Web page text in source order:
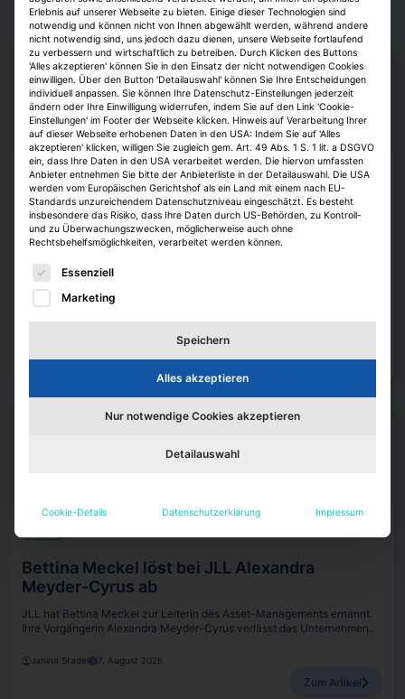
Köpfe
Thomas Hobohm leitet die Münchner
Umbauagentur
Wohnungsbaumanager der Stadt, Thomas Hobohm, wird künftig die
Umbauagentur der Landeshauptstadt leiten. Das bestätigte Münchens
Oberbürgermeister Dominik Krause.
7. August 2026
Zum Artikel
Bettina Meckel löst bei JLL Alexandra
Meyder-Cyrus ab
JLL hat Bettina Meckel zur Leiterin des Asset-Managements ernannt.
Ihre Vorgängerin Alexandra Meyder-Cyrus verlässt das Unternehmen.
Janina Stadel 7. August 2026
Zum Artikel
Erlebnis auf unserer Webseite zu bieten. Einige dieser Technologien sind
notwendig und können nicht von Ihnen abgewählt werden, während andere
nicht notwendig sind, uns jedoch dazu dienen, unsere Webseite fortlaufend
zu verbessern und wirtschaftlich zu betreiben. Durch Klicken des Buttons
'Alles akzeptieren' können Sie in den Einsatz der nicht notwendigen Cookies
einwilligen. Über den Button 'Detailauswahl' können Sie Ihre Entscheidungen
individuell anpassen. Sie können Ihre Datenschutz-Einstellungen jederzeit
ändern oder Ihre Einwilligung widerrufen, indem Sie auf den Link 'Cookie-
Einstellungen' im Footer der Webseite klicken. Hinweis auf Verarbeitung Ihrer
auf dieser Webseite erhobenen Daten in den USA: Indem Sie auf 'Alles
akzeptieren' klicken, willigen Sie zugleich gem. Art. 49 Abs. 1 S. 1 lit. a DSGVO
ein, dass Ihre Daten in den USA verarbeitet werden. Die hiervon umfassten
Anbieter entnehmen Sie bitte der Anbieterliste in der Detailauswahl. Die USA
werden vom Europäischen Gerichtshof als ein Land mit einem nach EU-
Standards unzureichendem Datenschutzniveau eingeschätzt. Es besteht
insbesondere das Risiko, dass Ihre Daten durch US-Behörden, zu Kontroll-
und zu Überwachungszwecken, möglicherweise auch ohne
Rechtsbehelfsmöglichkeiten, verarbeitet werden können.
Es folgt eine Liste der Service-Gruppen, für die eine
Essenziell
Marketing
Speichern
Alles akzeptieren
Nur notwendige Cookies akzeptieren
Detailauswahl
Cookie-Details Datenschutzerklärung Impressum